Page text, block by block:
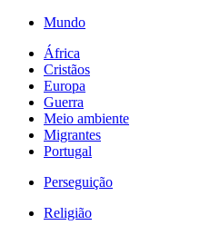
Mundo
África
Cristãos
Europa
Guerra
Meio ambiente
Migrantes
Portugal
Perseguição
Religião